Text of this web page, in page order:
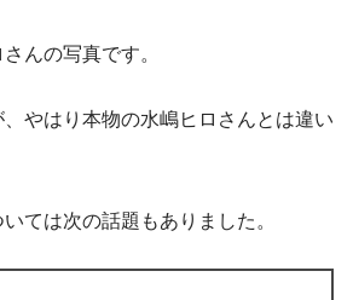
んの写真です。
やはり本物の水嶋ヒロさんとは違い
ては次の話題もありました。